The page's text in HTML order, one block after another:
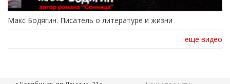
Макс Бодягин. Писатель о литературе и жизни
еще видео